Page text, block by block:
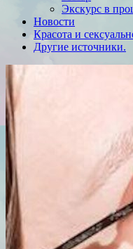
Экскурс в
Новости
Красота и
Другие источники.